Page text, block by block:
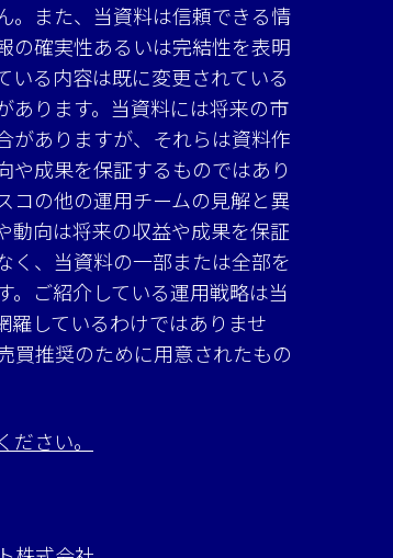
。また、当資料は信頼できる情
の確実性あるいは完結性を表明
いる内容は既に変更されている
あります。当資料には将来の市
がありますが、それらは資料作
や成果を保証するものではあり
コの他の運用チームの見解と異
動向は将来の収益や成果を保証
く、当資料の一部または全部を
。ご紹介している運用戦略は当
羅しているわけではありませ
買推奨のために用意されたもの
さい。